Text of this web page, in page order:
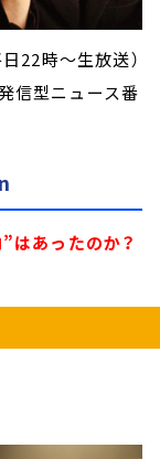
22時～生放送）
信型ニュース番
はあったのか？